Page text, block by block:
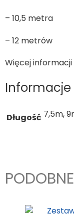
– 10,5 metra
– 12 metrów
Więcej
Długość 7,5m,